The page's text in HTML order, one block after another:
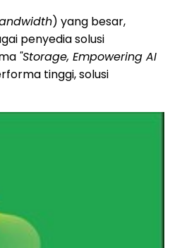
) yang besar,
penyedia solusi
"Storage, Empowering AI
tinggi, solusi